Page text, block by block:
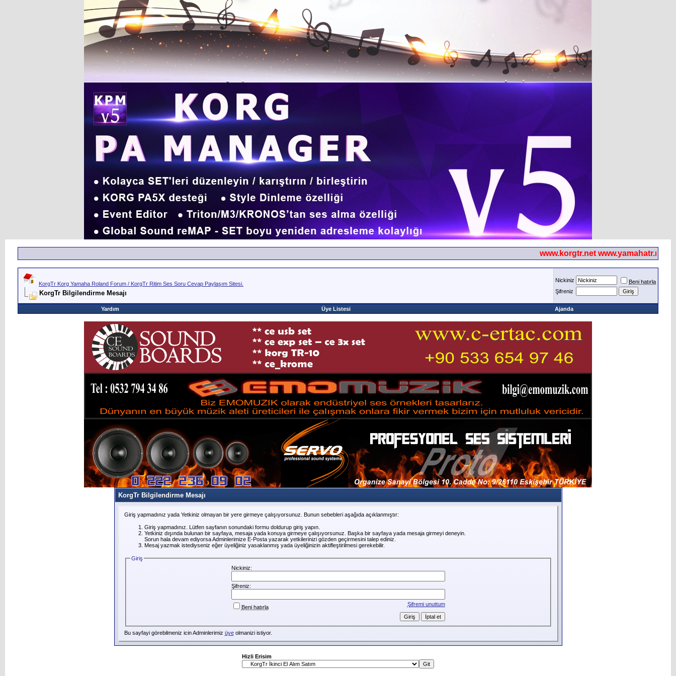
www.korgtr.net www.yamahatr.net
KorgTr Korg Yamaha Roland Forum / KorgTr Ritim Ses Soru Cevap Paylaşım Sitesi.
KorgTr Bilgilendirme Mesajı
Nickiniz
Beni hatırla
Şifreniz
Yardım Üye Listesi Ajanda
KorgTr Bilgilendirme Mesajı
Giriş yapmadınız yada Yetkiniz olmayan bir yere girmeye çalışıyorsunuz. Bunun sebebleri aşağıda açıklanmıştır:
Giriş yapmadınız. Lütfen sayfanın sonundaki formu doldurup giriş yapın.
Yetkiniz dışında bulunan bir sayfaya, mesaja yada konuya girmeye çalışıyorsunuz. Başka bir sayfaya yada mesaja girmeyi deneyin.
Sorun hala devam ediyorsa Adminlerimize E-Posta yazarak yetkilerinizi gözden geçirmesini talep ediniz.
Mesaj yazmak istediyseniz eğer üyeliğiniz yasaklanmış yada üyeliğinizin aktifleştirilmesi gerekebilir.
Giriş
Nickiniz:
Şifreniz:
Şifremi unuttum
Beni hatırla
Bu sayfayi görebilmeniz icin Adminlerimiz üyeolmanizi istiyor.
Hizli Erisim